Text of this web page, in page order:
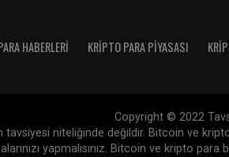
HABERLERI KRIPTO PARA PIYASASI
Copyright © 2022
tavsiyesi niteliğinde değildir. Bitcoin ve
yapmalısınız. Bitcoin ve kripto para